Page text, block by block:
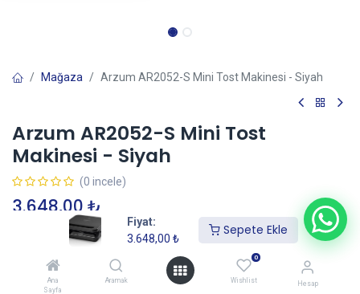
Fiyat:
3.648,00 ₺
Sepete Ekle
Ana
Sayfa
Aramak
0
Wishlist Hesap
Mağaza Arzum AR2052-S Mini Tost Makinesi - Siyah
Arzum AR2052-S Mini Tost
Makinesi - Siyah
(0 incele)
3.648,00 ₺
Sepete Ekle